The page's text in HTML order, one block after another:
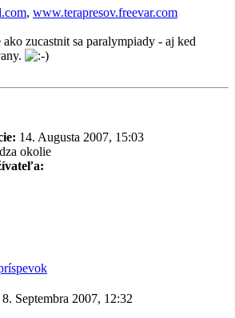
, www.terapresov.freevar.com
ako zucastnit sa paralympiady - aj ked
14. Augusta 2007, 15:03
okolie
8. Septembra 2007, 12:32